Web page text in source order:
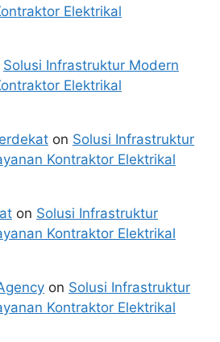
Elektrikal
Solusi Infrastruktur Modern
Elektrikal
on Solusi Infrastruktur
Kontraktor Elektrikal
on Solusi Infrastruktur
Kontraktor Elektrikal
on Solusi Infrastruktur
Kontraktor Elektrikal